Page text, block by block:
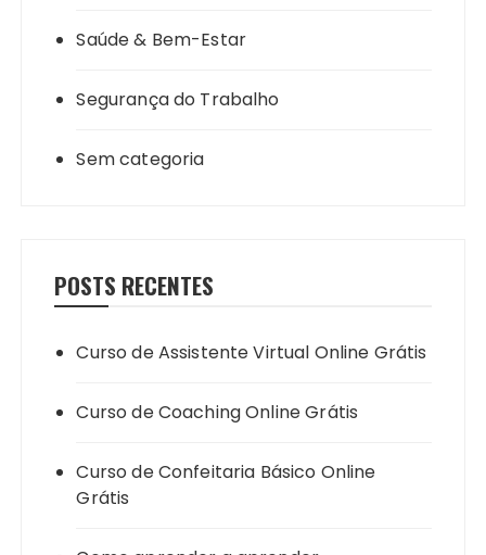
Saúde & Bem-Estar
Segurança do Trabalho
Sem categoria
POSTS RECENTES
Curso de Assistente Virtual Online Grátis
Curso de Coaching Online Grátis
Curso de Confeitaria Básico Online
Grátis